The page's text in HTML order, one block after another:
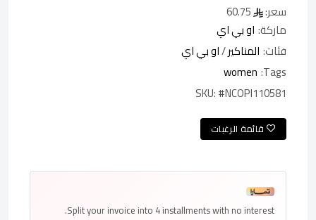
سعر:
ماركة: او بي اي
فئات: المناكير/او بي اي
Tags:
women
SKU:#NCOPI110581
قائمة الرغبات
Split your invoice into 4 installmentswith no interest.